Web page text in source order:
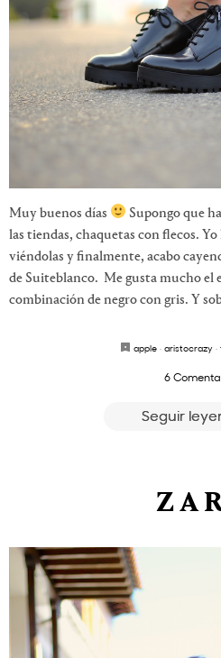
Muy buenos días
Supongo que
las tiendas, chaquetas con flecos.
viéndolas y finalmente, acabo
de Suiteblanco. Me gusta mucho el
combinación de negro con gris. Y
apple· aristocrazy·
6
Seguir
Z A